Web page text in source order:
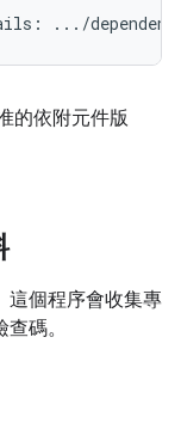
的依附元件版
這個程序會收集專
碼。